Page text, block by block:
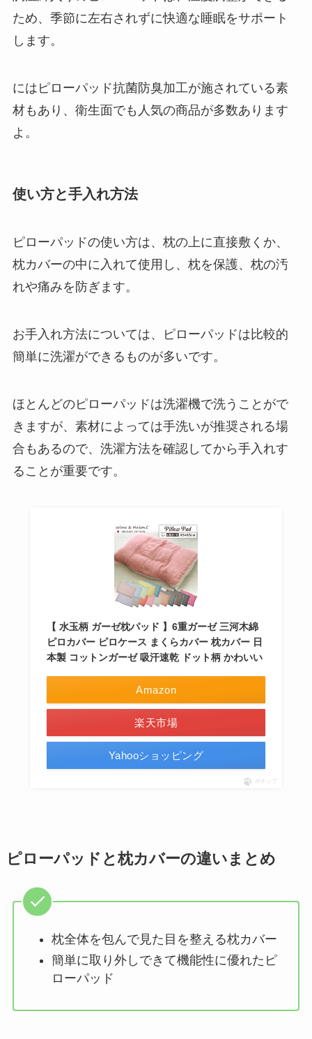
ため、季節に左右されずに快適な睡眠をサポート
します。
にはピローパッド抗菌防臭加工が施されている素
材もあり、衛生面でも人気の商品が多数あります
よ。
使い方と手入れ方法
ピローパッドの使い方は、枕の上に直接敷くか、
枕カバーの中に入れて使用し、枕を保護、枕の汚
れや痛みを防ぎます。
お手入れ方法については、ピローパッドは比較的
簡単に洗濯ができるものが多いです。
ほとんどのピローパッドは洗濯機で洗うことがで
きますが、素材によっては手洗いが推奨される場
合もあるので、洗濯方法を確認してから手入れす
ることが重要です。
【 水玉柄 ガーゼ枕パッド 】6重ガーゼ 三河木綿
ピロカバー ピロケース まくらカバー 枕カバー 日
本製 コットンガーゼ 吸汗速乾 ドット柄 かわいい
Amazon
楽天市場
Yahooショッピング
ポチップ
ピローパッドと枕カバーの違いまとめ
枕全体を包んで見た目を整える枕カバー
簡単に取り外しできて機能性に優れたピ
ローパッド